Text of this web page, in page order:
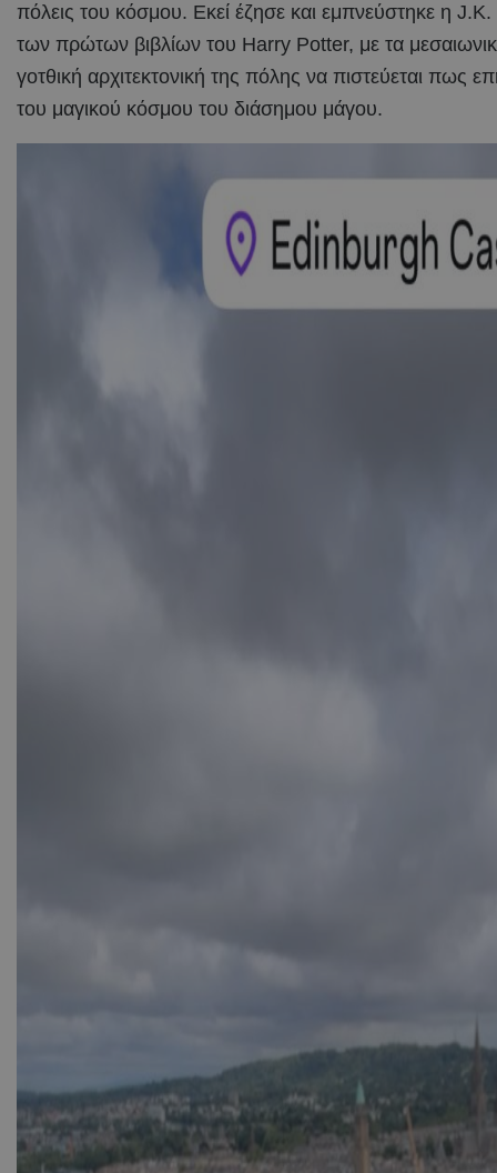
πόλεις του κόσμου. Εκεί έζησε και εμπνεύστηκε η
των πρώτων βιβλίων του Harry Potter, με τα
γοτθική αρχιτεκτονική της πόλης να πιστεύεται πως
του μαγικού κόσμου του διάσημου μάγου.